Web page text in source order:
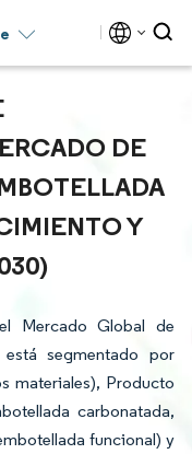
DE
Y
Mercado Global de
segmentado por
materiales), Producto
carbonatada,
funcional) y